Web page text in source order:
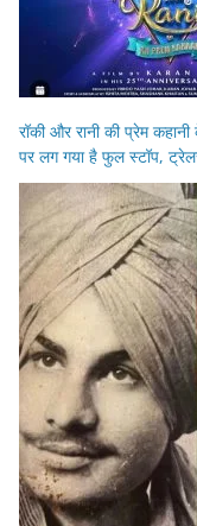
रॉकी और रानी की प्रेम
पर लग गया है फुल स्टॉप,